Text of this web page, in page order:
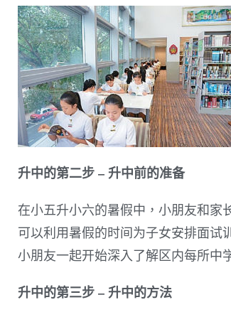
升中的第二步 – 升中前的准备
在小五升小六的暑假中，小朋友和家
可以利用暑假的时间为子女安排面试
小朋友一起开始深入了解区内每所中
升中的第三步 – 升中的方法